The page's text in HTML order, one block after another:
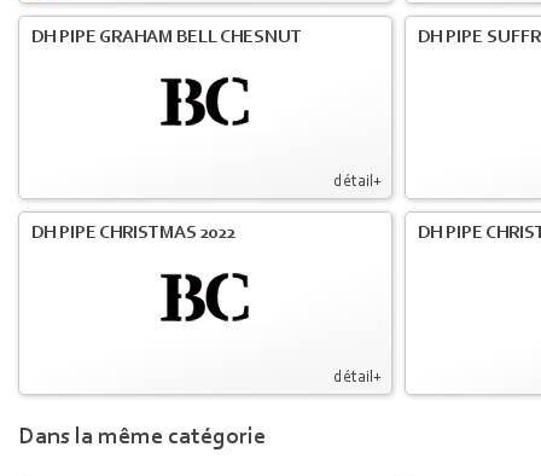
détail+
DH PIPE GRAHAM BELL CHESNUT DH PIPE
détail+
DH PIPE CHRISTMAS 2022 DH PIPE
Dans la même catégorie